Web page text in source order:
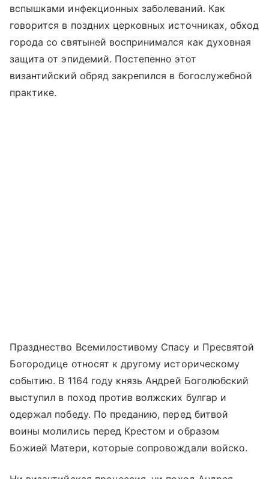
вспышками инфекционных заболеваний. Как
говорится в поздних церковных источниках, обход
города со святыней воспринимался как духовная
защита от эпидемий. Постепенно этот
византийский обряд закрепился в богослужебной
практике.
Празднество Всемилостивому Спасу и Пресвятой
Богородице относят к другому историческому
событию. В 1164 году князь Андрей Боголюбский
выступил в поход против волжских булгар и
одержал победу. По преданию, перед битвой
воины молились перед Крестом и образом
Божией Матери, которые сопровождали войско.